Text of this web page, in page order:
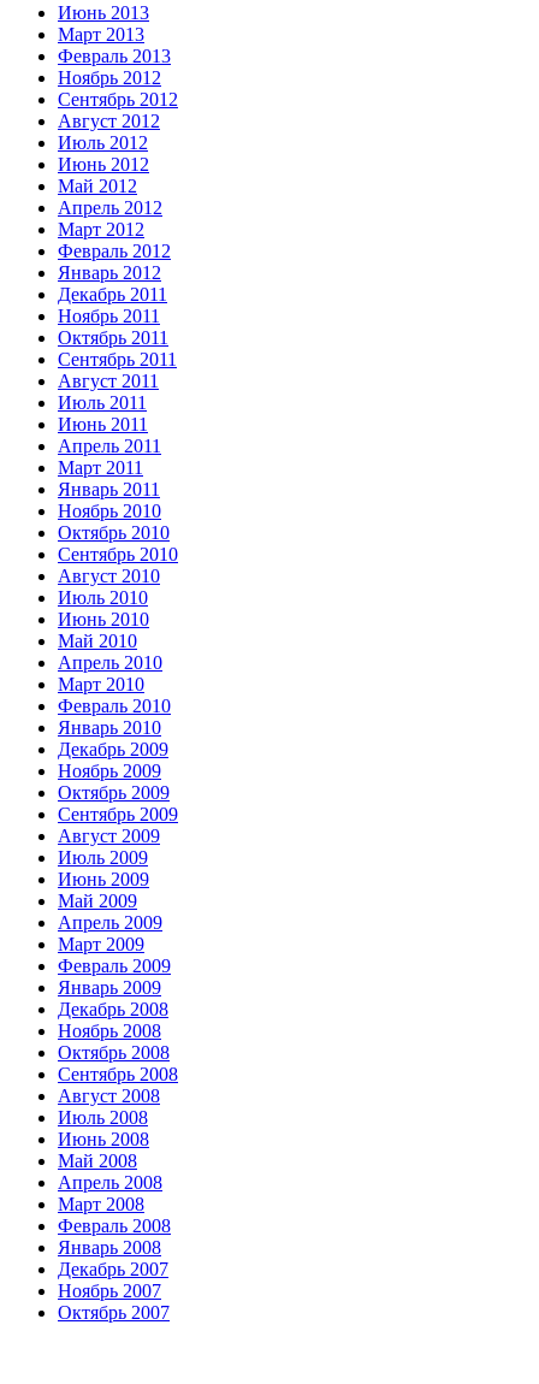
Июнь 2013
Март 2013
Февраль 2013
Ноябрь 2012
Сентябрь 2012
Август 2012
Июль 2012
Июнь 2012
Май 2012
Апрель 2012
Март 2012
Февраль 2012
Январь 2012
Декабрь 2011
Ноябрь 2011
Октябрь 2011
Сентябрь 2011
Август 2011
Июль 2011
Июнь 2011
Апрель 2011
Март 2011
Январь 2011
Ноябрь 2010
Октябрь 2010
Сентябрь 2010
Август 2010
Июль 2010
Июнь 2010
Май 2010
Апрель 2010
Март 2010
Февраль 2010
Январь 2010
Декабрь 2009
Ноябрь 2009
Октябрь 2009
Сентябрь 2009
Август 2009
Июль 2009
Июнь 2009
Май 2009
Апрель 2009
Март 2009
Февраль 2009
Январь 2009
Декабрь 2008
Ноябрь 2008
Октябрь 2008
Сентябрь 2008
Август 2008
Июль 2008
Июнь 2008
Май 2008
Апрель 2008
Март 2008
Февраль 2008
Январь 2008
Декабрь 2007
Ноябрь 2007
Октябрь 2007